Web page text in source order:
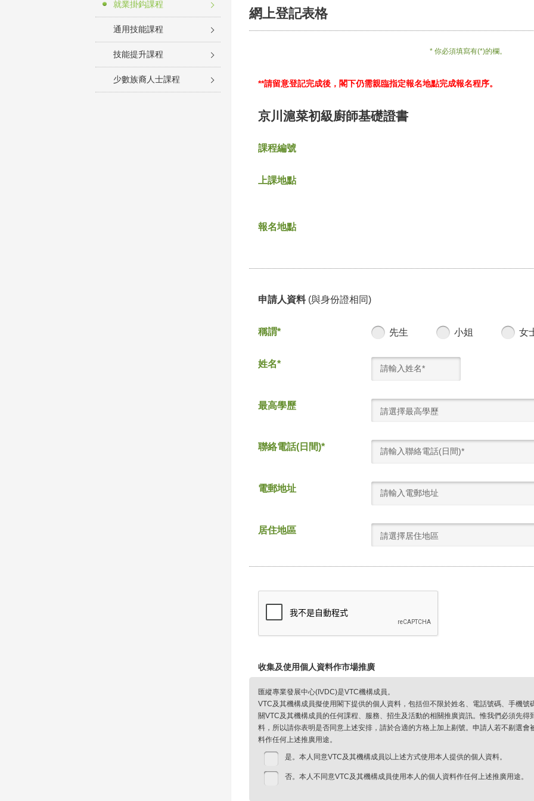
就業掛鈎課程
通用技能課程
技能提升課程
少數族裔人士課程
網上登記表格
* 你必須填寫有(*)的欄。
**請留意登記完成後，閣下仍需親臨指定報名地點完成報名程序。
京川滬菜初級廚師基礎證書
課程編號
上課地點
報名地點
申請人資料 (與身份證相同)
稱謂* 先生 小姐 女
姓名*
最高學歷
請選擇最高學歷
聯絡電話(日間)*
電郵地址
居住地區
請選擇居住地區
收集及使用個人資料作市場推廣
匯縱專業發展中心(IVDC)是VTC機構成員。
VTC及其機構成員擬使用閣下提供的個人資料，包括但不限於姓名、電話號碼、手機
關VTC及其機構成員的任何課程、服務、招生及活動的相關推廣資訊。惟我們必須先
料，所以請你表明是否同意上述安排，請於合適的方格上加上剔號。申請人若不剔選
料作任何上述推廣用途。
是。本人同意VTC及其機構成員以上述方式使用本人提供的個人資料。
否。本人不同意VTC及其機構成員使用本人的個人資料作任何上述推廣用途。